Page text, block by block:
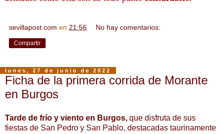
sevillapost.com en 21:56 No hay comentarios:
Compartir
lunes, 27 de junio de 2022
Ficha de la primera corrida de Morante
en Burgos
Tarde de frío y viento en Burgos, que disfruta de sus
fiestas de San Pedro y San Pablo, destacadas taurinamente